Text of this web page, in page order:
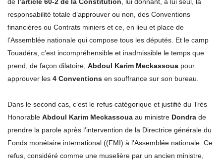
de l’article 60-2 de la Constitution, lui donnant, à lui seul, la
responsabilité totale d’approuver ou non, des Conventions
financières ou Contrats miniers et ce, en lieu et place de
l’Assemblée nationale qui compose tous les députés. Et le camp
Touadéra, c’est incompréhensible et inadmissible le temps que
prend, de façon dilatoire, Abdoul Karim Meckassoua pour
approuver les 4 Conventions en souffrance sur son bureau.
Dans le second cas, c’est le refus catégorique et justifié du Très
Honorable Abdoul Karim Meckassoua au ministre Dondra de
prendre la parole après l’intervention de la Directrice générale du
Fonds monétaire international ((FMI) à l’Assemblée nationale. Ce
refus, considéré comme une muselière par un ancien ministre,